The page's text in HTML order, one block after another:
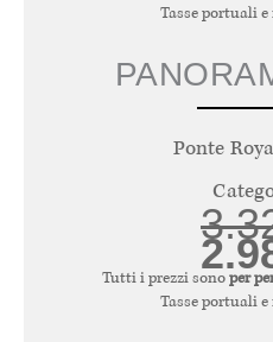
Tasse portuali
Ponte
Tutti i prezzi sonoper
Tasse portuali